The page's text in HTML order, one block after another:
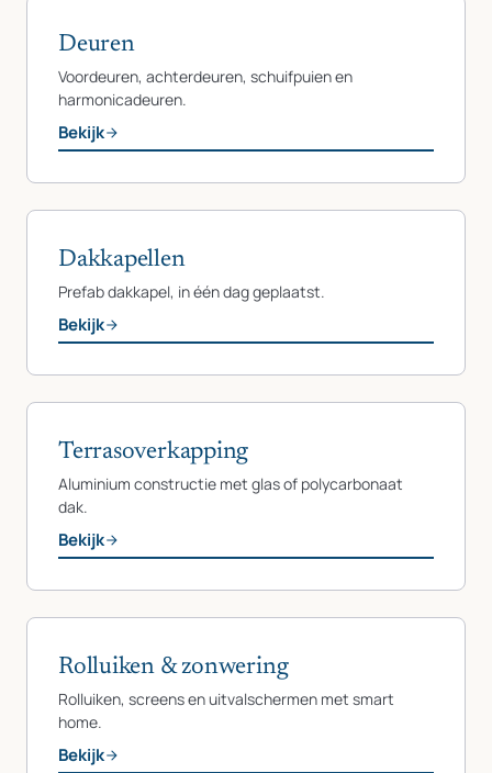
Deuren
Voordeuren, achterdeuren, schuifpuien en
harmonicadeuren.
Bekijk
Dakkapellen
Prefab dakkapel, in één dag geplaatst.
Bekijk
Terrasoverkapping
Aluminium constructie met glas of polycarbonaat
dak.
Bekijk
Rolluiken & zonwering
Rolluiken, screens en uitvalschermen met smart
home.
Bekijk